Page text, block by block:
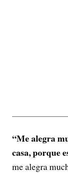
“Me alegra
casa, porque
me alegra